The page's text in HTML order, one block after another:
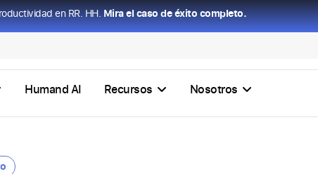
en RR. HH.Mira el caso de éxito completo.
Humand AI Recursos Nosotros